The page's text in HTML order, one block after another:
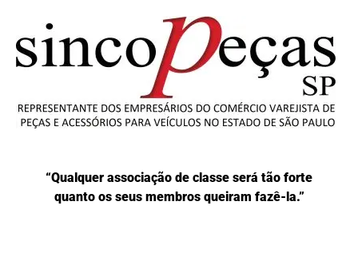
“Qualquer associação de classe será tão forte
quanto os seus membros queiram fazê-la.”